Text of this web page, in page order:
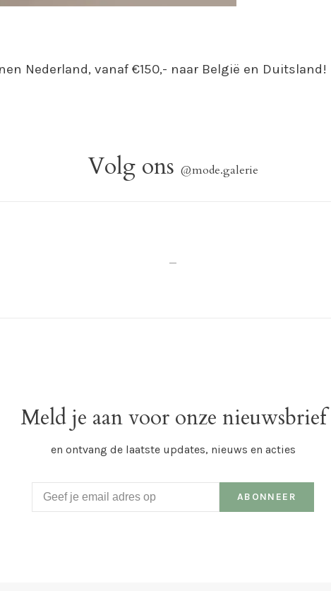
Nederland, vanaf €150,- naar België en Duitsland!
Volg ons @mode.galerie
_
Meld je aan voor onze nieuwsbrief
en ontvang de laatste updates, nieuws en acties
ABONNEER